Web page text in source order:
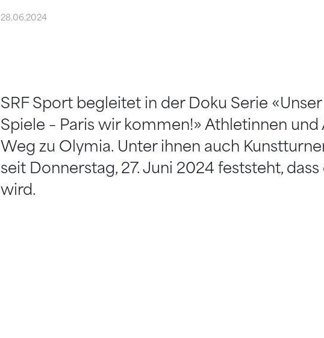
28.06.2024
SRF Sport begleitet in der Doku Serie
Spiele – Paris wir kommen!» Athletinnen
Weg zu Olymia. Unter ihnen auch
seit Donnerstag, 27. Juni 2024 feststeht,
wird.